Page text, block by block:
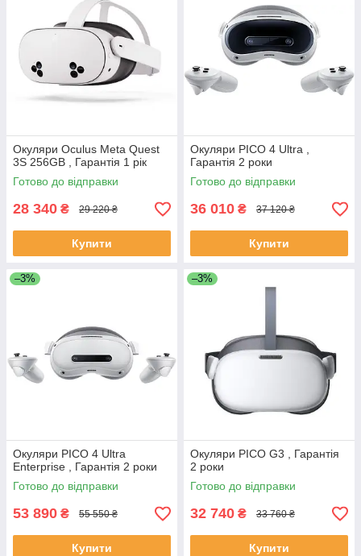
Окуляри Oculus Meta Quest
3S 256GB , Гарантія 1 рік
Готово до відправки
28 340 ₴ 29 220 ₴
Купити
Окуляри PICO 4 Ultra ,
Гарантія 2 роки
Готово до відправки
36 010 ₴ 37 120 ₴
Купити
–3%
Окуляри PICO 4 Ultra
Enterprise , Гарантія 2 роки
Готово до відправки
53 890 ₴ 55 550 ₴
Купити
–3%
Окуляри PICO G3 , Гарантія
2 роки
Готово до відправки
32 740 ₴ 33 760 ₴
Купити